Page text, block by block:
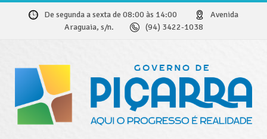
De segunda a sexta de 08:00 às 14:00
Avenida
Araguaia, s/n.
(94) 3422-1038